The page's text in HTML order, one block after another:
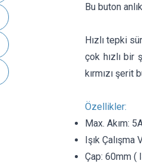
Bu buton
Hızlı tepki
çok hızlı bir
kırmızı şerit
Özellikler:
Max. Akım:
Işık Çalışma
Çap: 60mm (